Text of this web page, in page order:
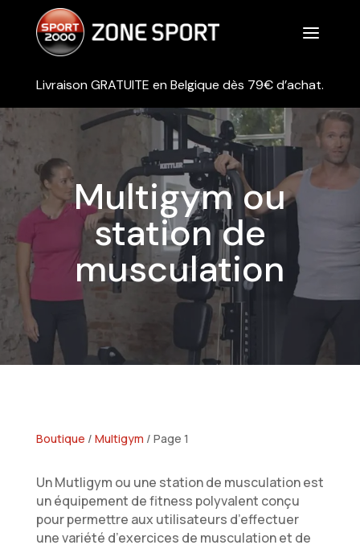
a
Livraison GRATUITE en Belgique dès 79€ d’achat.
Multigym ou
station de
musculation
Boutique / Multigym / Page 1
Un Mutligym ou une station de musculation est
un équipement de fitness polyvalent conçu
pour permettre aux utilisateurs d’effectuer
une variété d’exercices de musculation et de